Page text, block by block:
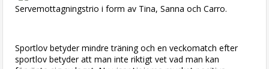
Servemottagningstrio i form av Tina, Sanna och Carro.
Sportlov betyder mindre träning och en veckomatch efter
sportlov betyder att man inte riktigt vet vad man kan